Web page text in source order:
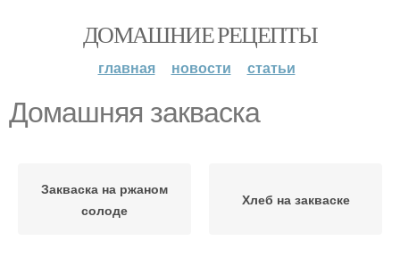
ДОМАШНИЕ РЕЦЕПТЫ
главная новости статьи
Домашняя закваска
Закваска на ржаном
солоде
Хлеб на закваске